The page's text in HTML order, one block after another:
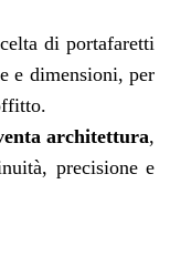
di portafaretti
e dimensioni, per
architettura,
precisione e